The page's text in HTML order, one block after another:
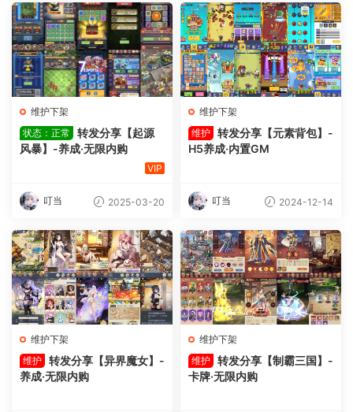
维护下架
状态：正常
转发分享【起源
风暴】-养成·无限内购
VIP
叮当 2025-03-20
维护下架
维护 转发分享【元素背包】-
H5养成·内置GM
叮当 2024-12-14
维护下架
维护 转发分享【异界魔女】-
养成·无限内购
维护下架
维护 转发分享【制霸三国】-
卡牌·无限内购